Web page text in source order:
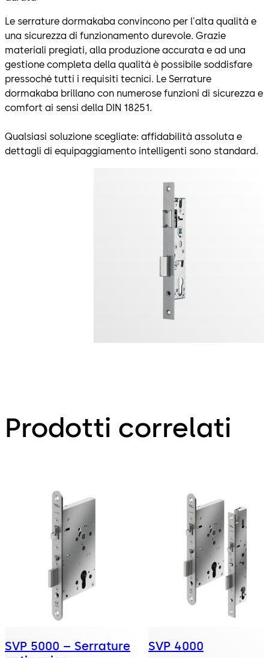
Le serrature dormakaba convincono per l'alta qualità e
una sicurezza di funzionamento durevole. Grazie
materiali pregiati, alla produzione accurata e ad una
gestione completa della qualità è possibile soddisfare
pressoché tutti i requisiti tecnici. Le Serrature
dormakaba brillano con numerose funzioni di sicurezza e
comfort ai sensi della DIN 18251.
Qualsiasi soluzione scegliate: affidabilità assoluta e
dettagli di equipaggiamento intelligenti sono standard.
Prodotti correlati
SVP 5000 – Serrature
SVP 4000